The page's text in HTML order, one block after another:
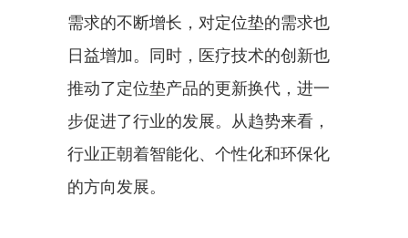
需求的不断增长，对定位垫的需求也
日益增加。同时，医疗技术的创新也
推动了定位垫产品的更新换代，进一
步促进了行业的发展。从趋势来看，
行业正朝着智能化、个性化和环保化
的方向发展。